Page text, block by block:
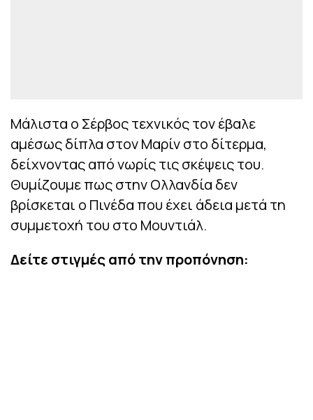
Μάλιστα ο Σέρβος τεχνικός τον έβαλε
αμέσως δίπλα στον Μαρίν στο δίτερμα,
δείχνοντας από νωρίς τις σκέψεις του.
Θυμίζουμε πως στην Ολλανδία δεν
βρίσκεται ο Πινέδα που έχει άδεια μετά τη
συμμετοχή του στο Μουντιάλ.
Δείτε στιγμές από την προπόνηση: